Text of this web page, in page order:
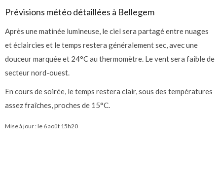
Prévisions météo détaillées à Bellegem
Après une matinée lumineuse, le ciel sera partagé entre nuages
et éclaircies et le temps restera généralement sec, avec une
douceur marquée et 24°C au thermomètre. Le vent sera faible de
secteur nord-ouest.
En cours de soirée, le temps restera clair, sous des températures
assez fraîches, proches de 15°C.
Mise à jour : le 6 août 15h20